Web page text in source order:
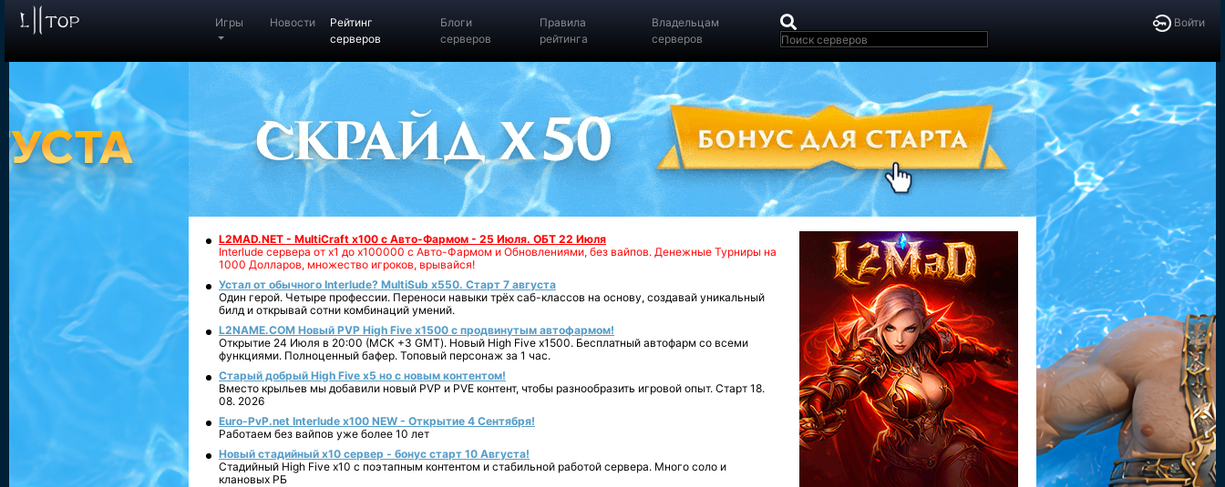
Войти
Игры Новости
Рейтинг
серверов
Блоги
серверов
Правила
рейтинга
Владельцам
серверов
L2MAD.NET - MultiCraft x100 с Авто-Фармом - 25 Июля. ОБТ 22 Июля
Interlude сервера от х1 до х100000 с Авто-Фармом и Обновлениями, без вайпов. Денежные Турниры на
1000 Долларов, множество игроков, врывайся!
Устал от обычного Interlude? MultiSub x550. Старт 7 августа
Один герой. Четыре профессии. Переноси навыки трёх саб-классов на основу, создавай уникальный
билд и открывай сотни комбинаций умений.
L2NAME.COM Новый PVP High Five x1500 с продвинутым автофармом!
Открытие 24 Июля в 20:00 (МСК +3 GMT). Новый High Five x1500. Бесплатный автофарм со всеми
функциями. Полноценный бафер. Топовый персонаж за 1 час.
Старый добрый High Five x5 но с новым контентом!
Вместо крыльев мы добавили новый PVP и PVE контент, чтобы разнообразить игровой опыт. Старт 18.
08. 2026
Euro-PvP.net Interlude х100 NEW - Открытие 4 Сентября!
Работаем без вайпов уже более 10 лет
Новый стадийный х10 сервер - бонус старт 10 Августа!
Стадийный High Five x10 с поэтапным контентом и стабильной работой сервера. Много соло и
клановых РБ